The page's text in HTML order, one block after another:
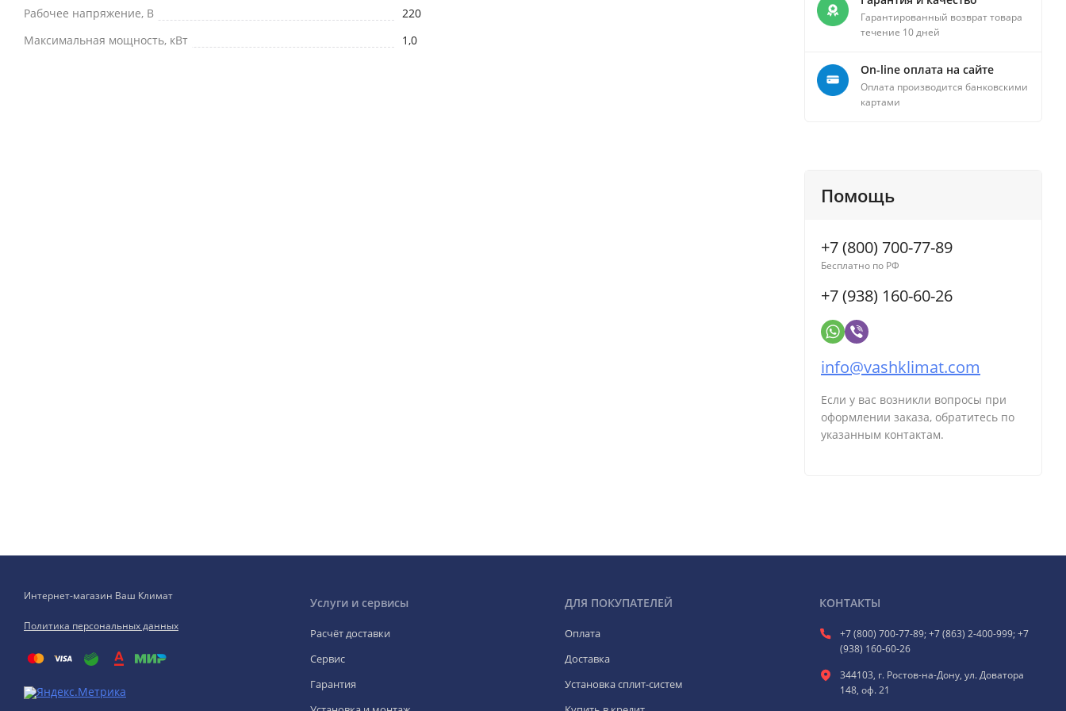
Рабочее напряжение, В
220
Максимальная мощность, кВт
1,0
Гарантированный возврат товара
течение 10 дней
On-line оплата на сайте
Оплата производится банковскими
картами
Помощь
+7 (800) 700-77-89
Бесплатно по РФ
+7 (938) 160-60-26
info@vashklimat.com
Если у вас возникли вопросы при
оформлении заказа, обратитесь по
указанным контактам.
Интернет-магазин Ваш Климат
Политика персональных данных
Услуги и сервисы
Расчёт доставки
Сервис
Гарантия
ДЛЯ ПОКУПАТЕЛЕЙ
Оплата
Доставка
Установка сплит-систем
КОНТАКТЫ
+7 (800) 700-77-89; +7 (863) 2-400-999; +7
(938) 160-60-26
344103, г. Ростов-на-Дону, ул. Доватора
148, оф. 21